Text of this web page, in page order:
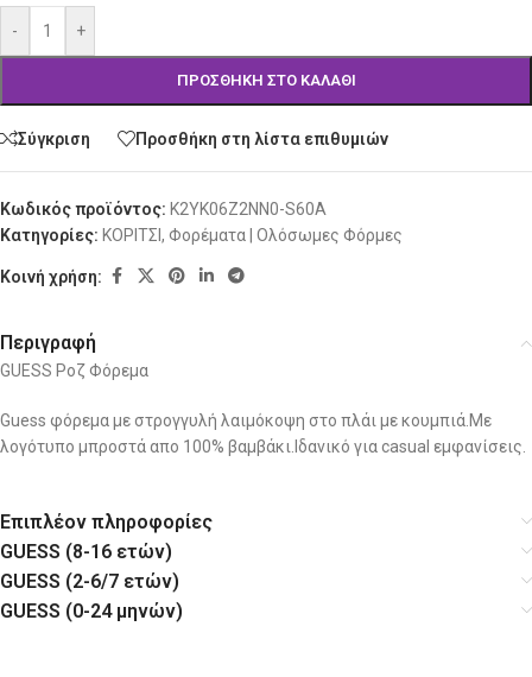
- +
ΠΡΟΣΘΉΚΗ ΣΤΟ ΚΑΛΆΘΙ
Σύγκριση Προσθήκη στη λίστα επιθυμιών
Κωδικός προϊόντος: K2YK06Z2NN0-S60A
Κατηγορίες: ΚΟΡΙΤΣΙ , Φορέματα | Ολόσωμες Φόρμες
Κοινή χρήση:
Περιγραφή
GUESS Ροζ Φόρεμα
Guess φόρεμα με στρογγυλή λαιμόκοψη στο πλάι με κουμπιά.Με
λογότυπο μπροστά απο 100% βαμβάκι.Ιδανικό για casual εμφανίσεις.
Επιπλέον πληροφορίες
GUESS (8-16 ετών)
GUESS (2-6/7 ετών)
GUESS (0-24 μηνών)